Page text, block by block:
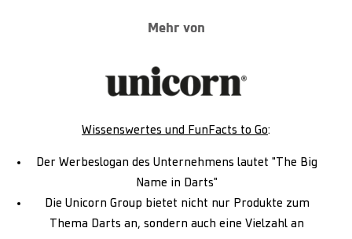
Mehr von
Wissenswertes und FunFacts to Go:
Der Werbeslogan des Unternehmens lautet "The Big
Name in Darts"
Die Unicorn Group bietet nicht nur Produkte zum
Thema Darts an, sondern auch eine Vielzahl an